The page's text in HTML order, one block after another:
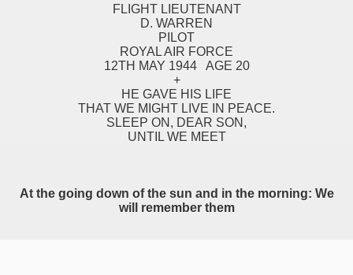
FLIGHT LIEUTENANT
D. WARREN
PILOT
ROYAL AIR FORCE
12TH MAY 1944 AGE 20
+
HE GAVE HIS LIFE
THAT WE MIGHT LIVE IN PEACE.
SLEEP ON, DEAR SON,
UNTIL WE MEET
At the going down of the sun and in the morning: We
will remember them